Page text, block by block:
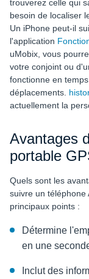
trouverez celle qui
besoin de localiser
Un iPhone peut-il
l'application
uMobix, vous
votre conjoint ou
fonctionne en
déplacements.
actuellement la
Avantages
portable
Quels sont les
suivre un téléphone
principaux points :
Détermine
en une
Inclut des